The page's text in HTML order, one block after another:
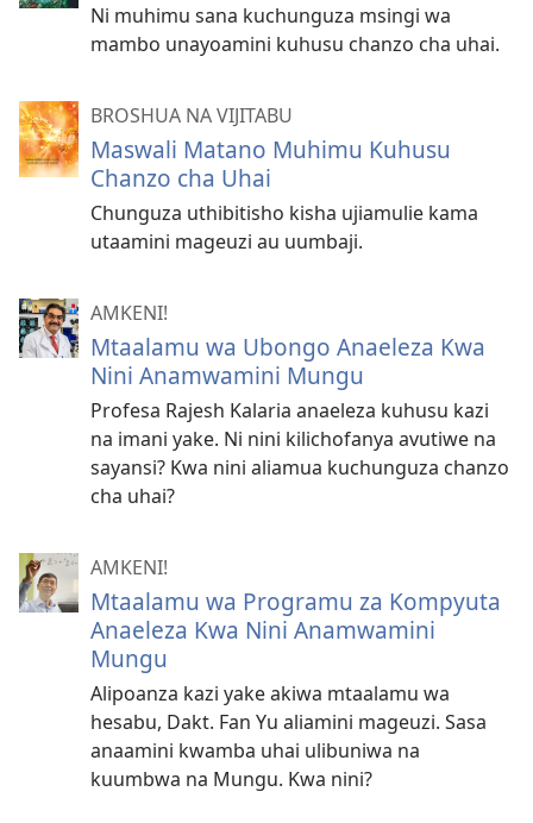
Ni muhimu sana kuchunguza msingi wa
mambo unayoamini kuhusu chanzo cha uhai.
BROSHUA NA VIJITABU
Maswali Matano Muhimu Kuhusu
Chanzo cha Uhai
Chunguza uthibitisho kisha ujiamulie kama
utaamini mageuzi au uumbaji.
AMKENI!
Mtaalamu wa Ubongo Anaeleza Kwa
Nini Anamwamini Mungu
Profesa Rajesh Kalaria anaeleza kuhusu kazi
na imani yake. Ni nini kilichofanya avutiwe na
sayansi? Kwa nini aliamua kuchunguza chanzo
cha uhai?
AMKENI!
Mtaalamu wa Programu za Kompyuta
Anaeleza Kwa Nini Anamwamini
Mungu
Alipoanza kazi yake akiwa mtaalamu wa
hesabu, Dakt. Fan Yu aliamini mageuzi. Sasa
anaamini kwamba uhai ulibuniwa na
kuumbwa na Mungu. Kwa nini?